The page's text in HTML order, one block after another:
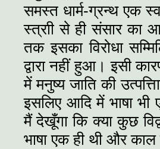
समस्त धार्म-ग्रन्थ एक
स्त्राी से ही संसार का
तक इसका विरोधा
द्वारा नहीं हुआ। इसी
में मनुष्य जाति की
इसलिए आदि में भाषा भी
मैं देखूँगा कि क्या कुछ
भाषा एक ही थी और